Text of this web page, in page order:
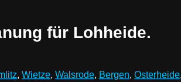
für Lohheide.
, Wietze, Walsrode, Bergen, Osterheide,